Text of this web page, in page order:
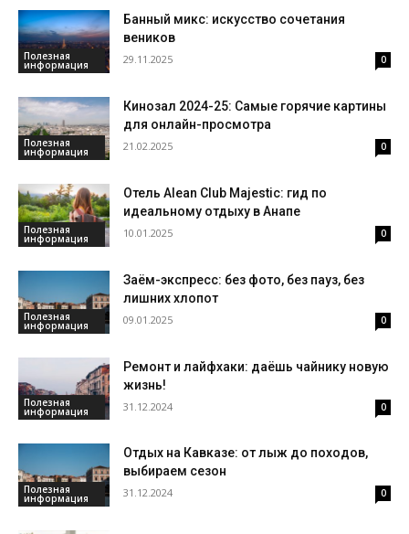
Полезная
информация
Банный микс: искусство сочетания
веников
29.11.2025 0
Полезная
информация
Кинозал 2024-25: Самые горячие картины
для онлайн-просмотра
21.02.2025 0
Полезная
информация
Отель Alean Club Majestic: гид по
идеальному отдыху в Анапе
10.01.2025 0
Полезная
информация
Заём-экспресс: без фото, без пауз, без
лишних хлопот
09.01.2025 0
Полезная
информация
Ремонт и лайфхаки: даёшь чайнику новую
жизнь!
31.12.2024 0
Полезная
информация
Отдых на Кавказе: от лыж до походов,
выбираем сезон
31.12.2024 0